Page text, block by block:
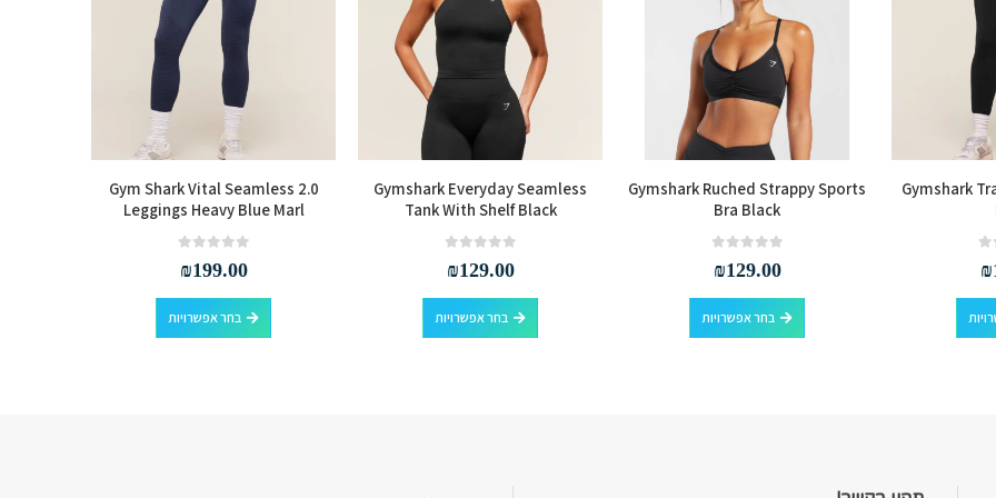
Gymshark
₪
למוצר זה יש מספר סוגים. ניתן לבחור את האפשרויות בעמוד המוצר
Gymshark Ruched Strappy Sports
Bra Black
₪129.00
בחר אפשרויות
למוצר זה יש מספר סוגים. ניתן לבחור את האפשרויות בעמוד המוצר
Gymshark Everyday Seamless
Tank With Shelf Black
₪129.00
בחר אפשרויות
למוצר זה יש מספר סוגים. ניתן לבחור את האפשרויות בעמוד המוצר
Gym Shark Vital Seamless 2.0
Leggings Heavy Blue Marl
₪199.00
בחר אפשרויות
למוצר זה יש מספר סוגים. ניתן לבחור את האפשרויות בעמוד המוצר